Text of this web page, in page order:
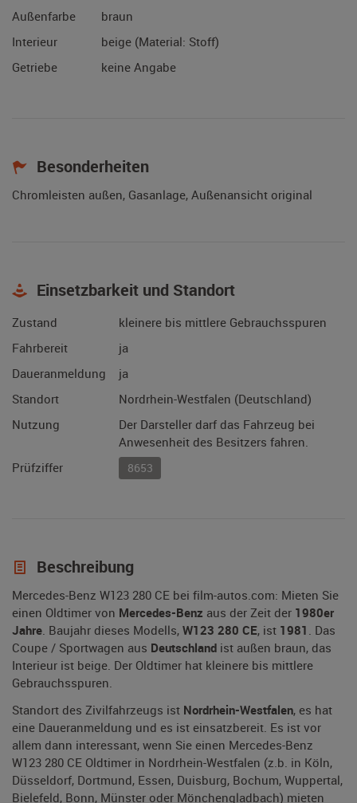
Außenfarbe
braun
Interieur
beige (Material: Stoff)
Getriebe
keine Angabe
Besonderheiten
Chromleisten außen, Gasanlage, Außenansicht original
Einsetzbarkeit und Standort
Zustand
kleinere bis mittlere Gebrauchsspuren
Fahrbereit
ja
Daueranmeldung
ja
Standort
Nordrhein-Westfalen (Deutschland)
Nutzung
Der Darsteller darf das Fahrzeug bei
Anwesenheit des Besitzers fahren.
Prüfziffer
8653
Beschreibung
Mercedes-Benz W123 280 CE bei film-autos.com: Mieten Sie
einen Oldtimer von Mercedes-Benz aus der Zeit der 1980er
Jahre. Baujahr dieses Modells, W123 280 CE, ist 1981 . Das
Coupe / Sportwagen aus Deutschland ist außen braun, das
Interieur ist beige. Der Oldtimer hat kleinere bis mittlere
Gebrauchsspuren.
Standort des Zivilfahrzeugs ist Nordrhein-Westfalen, es hat
eine Daueranmeldung und es ist einsatzbereit. Es ist vor
allem dann interessant, wenn Sie einen Mercedes-Benz
W123 280 CE Oldtimer in Nordrhein-Westfalen (z.b. in Köln,
Düsseldorf, Dortmund, Essen, Duisburg, Bochum, Wuppertal,
Bielefeld, Bonn, Münster oder Mönchengladbach) mieten